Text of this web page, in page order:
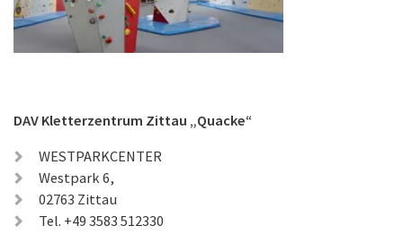
DAV Kletterzentrum Zittau „Quacke“
WESTPARKCENTER
Westpark 6,
02763 Zittau
Tel. +49 3583 512330